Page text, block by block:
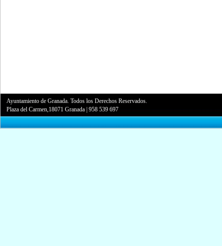
Ayuntamiento de Granada. Todos los Derechos Reservados.
Plaza del Carmen,18071 Granada |958 539 697